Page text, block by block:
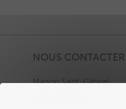
NOUS CONTACTER
Maison Saint-Gabriel,